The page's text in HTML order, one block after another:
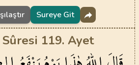
Sureye Git
119. Ayet